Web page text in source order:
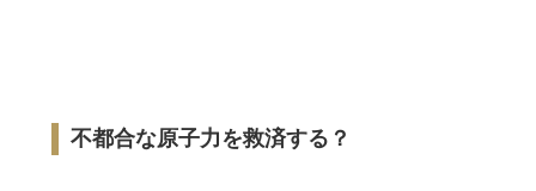
不都合な原子力を救済する？